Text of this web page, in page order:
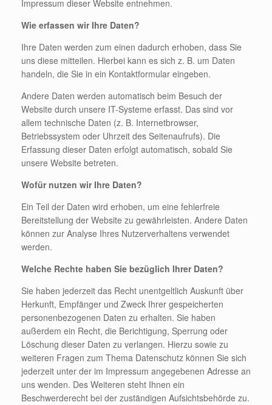
Impressum dieser Website entnehmen.
Wie erfassen wir Ihre Daten?
Ihre Daten werden zum einen dadurch erhoben, dass Sie
uns diese mitteilen. Hierbei kann es sich z. B. um Daten
handeln, die Sie in ein Kontaktformular eingeben.
Andere Daten werden automatisch beim Besuch der
Website durch unsere IT-Systeme erfasst. Das sind vor
allem technische Daten (z. B. Internetbrowser,
Betriebssystem oder Uhrzeit des Seitenaufrufs). Die
Erfassung dieser Daten erfolgt automatisch, sobald Sie
unsere Website betreten.
Wofür nutzen wir Ihre Daten?
Ein Teil der Daten wird erhoben, um eine fehlerfreie
Bereitstellung der Website zu gewährleisten. Andere Daten
können zur Analyse Ihres Nutzerverhaltens verwendet
werden.
Welche Rechte haben Sie bezüglich Ihrer Daten?
Sie haben jederzeit das Recht unentgeltlich Auskunft über
Herkunft, Empfänger und Zweck Ihrer gespeicherten
personenbezogenen Daten zu erhalten. Sie haben
außerdem ein Recht, die Berichtigung, Sperrung oder
Löschung dieser Daten zu verlangen. Hierzu sowie zu
weiteren Fragen zum Thema Datenschutz können Sie sich
jederzeit unter der im Impressum angegebenen Adresse an
uns wenden. Des Weiteren steht Ihnen ein
Beschwerderecht bei der zuständigen Aufsichtsbehörde zu.